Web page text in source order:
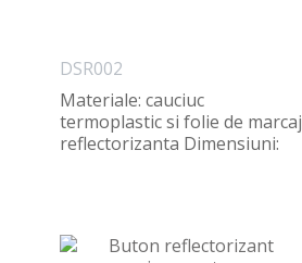
DSR002
Materiale: cauciuc
termoplastic si folie de marcaj
reflectorizanta Dimensiuni: